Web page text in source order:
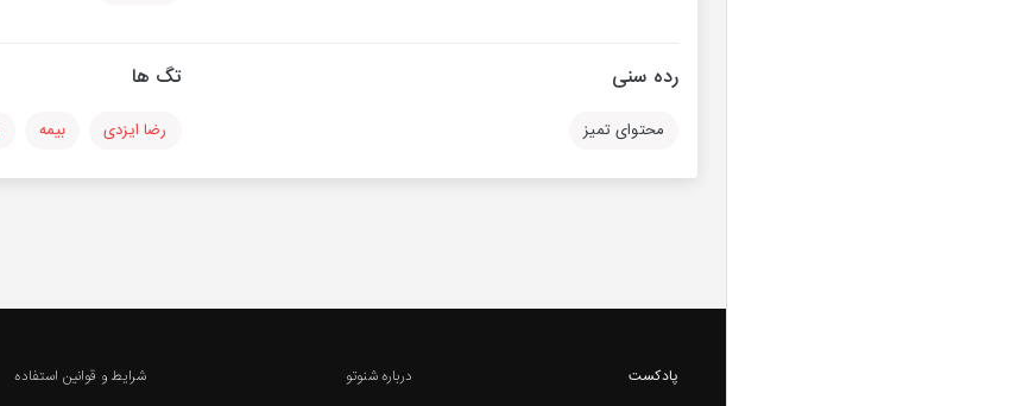
رده سنی
محتوای تمیز
تگ ها
رضا ایزدی بیمه
پادکست
درباره شنوتو
شرایط و قوانین استفاده